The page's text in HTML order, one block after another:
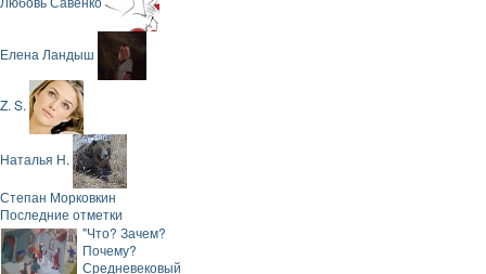
Елена Ландыш
Z. S.
Наталья Н.
Степан Морковкин
Последние отметки
"Что? Зачем?
Почему?
Средневековый